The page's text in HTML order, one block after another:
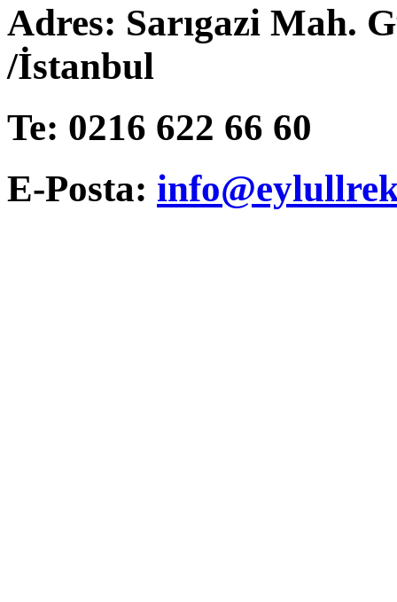
Adres: Sarıgazi Mah.
/İstanbul
Te: 0216 622 66 60
E-Posta: